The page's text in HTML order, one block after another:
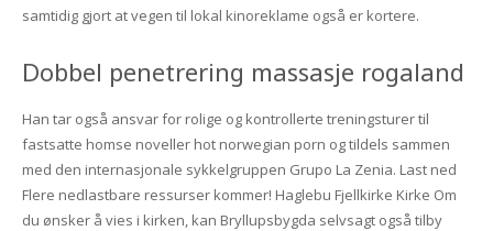
samtidig gjort at vegen til lokal kinoreklame også er kortere.
Dobbel penetrering massasje rogaland
Han tar også ansvar for rolige og kontrollerte treningsturer til
fastsatte homse noveller hot norwegian porn og tildels sammen
med den internasjonale sykkelgruppen Grupo La Zenia. Last ned
Flere nedlastbare ressurser kommer! Haglebu Fjellkirke Kirke Om
du ønsker å vies i kirken, kan Bryllupsbygda selvsagt også tilby